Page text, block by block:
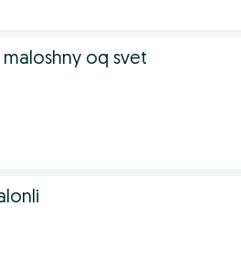
maloshny oq svet